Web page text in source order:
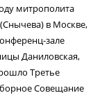
митрополита
в Москве,
зале
Даниловская,
Третье
Совещание